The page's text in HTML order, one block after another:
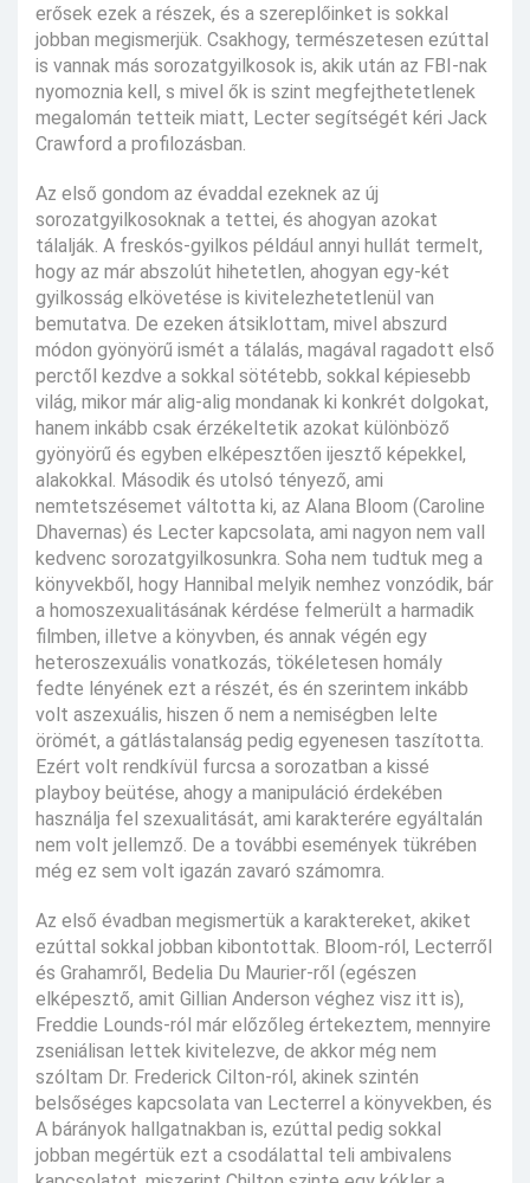
erősek ezek a részek, és a szereplőinket is sokkal
jobban megismerjük. Csakhogy, természetesen ezúttal
is vannak más sorozatgyilkosok is, akik után az FBI-nak
nyomoznia kell, s mivel ők is szint megfejthetetlenek
megalomán tetteik miatt, Lecter segítségét kéri Jack
Crawford a profilozásban.
Az első gondom az évaddal ezeknek az új
sorozatgyilkosoknak a tettei, és ahogyan azokat
tálalják. A freskós-gyilkos például annyi hullát termelt,
hogy az már abszolút hihetetlen, ahogyan egy-két
gyilkosság elkövetése is kivitelezhetetlenül van
bemutatva. De ezeken átsiklottam, mivel abszurd
módon gyönyörű ismét a tálalás, magával ragadott első
perctől kezdve a sokkal sötétebb, sokkal képiesebb
világ, mikor már alig-alig mondanak ki konkrét dolgokat,
hanem inkább csak érzékeltetik azokat különböző
gyönyörű és egyben elképesztően ijesztő képekkel,
alakokkal. Második és utolsó tényező, ami
nemtetszésemet váltotta ki, az Alana Bloom (Caroline
Dhavernas) és Lecter kapcsolata, ami nagyon nem vall
kedvenc sorozatgyilkosunkra. Soha nem tudtuk meg a
könyvekből, hogy Hannibal melyik nemhez vonzódik, bár
a homoszexualitásának kérdése felmerült a harmadik
filmben, illetve a könyvben, és annak végén egy
heteroszexuális vonatkozás, tökéletesen homály
fedte lényének ezt a részét, és én szerintem inkább
volt aszexuális, hiszen ő nem a nemiségben lelte
örömét, a gátlástalanság pedig egyenesen taszította.
Ezért volt rendkívül furcsa a sorozatban a kissé
playboy beütése, ahogy a manipuláció érdekében
használja fel szexualitását, ami karakterére egyáltalán
nem volt jellemző. De a további események tükrében
még ez sem volt igazán zavaró számomra.
Az első évadban megismertük a karaktereket, akiket
ezúttal sokkal jobban kibontottak. Bloom-ról, Lecterről
és Grahamről, Bedelia Du Maurier-ről (egészen
elképesztő, amit Gillian Anderson véghez visz itt is),
Freddie Lounds-ról már előzőleg értekeztem, mennyire
zseniálisan lettek kivitelezve, de akkor még nem
szóltam Dr. Frederick Cilton-ról, akinek szintén
belsőséges kapcsolata van Lecterrel a könyvekben, és
A bárányok hallgatnakban is, ezúttal pedig sokkal
jobban megértük ezt a csodálattal teli ambivalens